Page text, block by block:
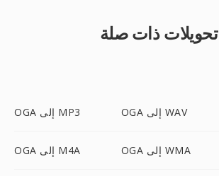
تحويلات ذات صلة
OGA إلى MP3 OGA إلى WAV
OGA إلى M4A OGA إلى WMA